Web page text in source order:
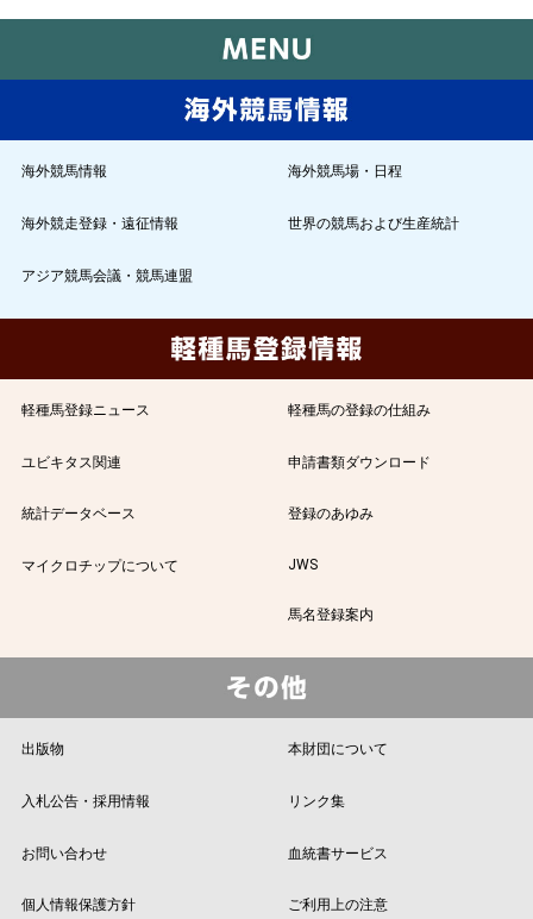
海外競馬情報 海外競馬場・日程
海外競走登録・遠征情報 世界の競馬および生産統計
アジア競馬会議・競馬連盟
軽種馬登録ニュース 軽種馬の登録の仕組み
ユビキタス関連 申請書類ダウンロード
統計データベース 登録のあゆみ
マイクロチップについて JWS
馬名登録案内
出版物 本財団について
入札公告・採用情報 リンク集
お問い合わせ 血統書サービス
個人情報保護方針 ご利用上の注意